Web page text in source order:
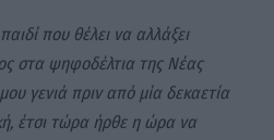
που θέλει να αλλάξει
στα ψηφοδέλτια της Νέας
γενιά πριν από μία δεκαετία
έτσι τώρα ήρθε η ώρα να